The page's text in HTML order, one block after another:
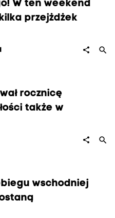
W ten weekend
przejżdżek
share search
rocznicę
także w
share search
wschodniej